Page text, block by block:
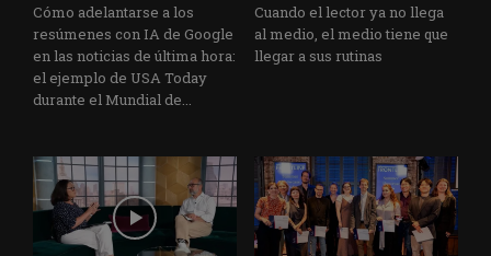
Cómo adelantarse a los
resúmenes con IA de Google
en las noticias de última hora:
el ejemplo de USA Today
durante el Mundial de...
Cuando el lector ya no llega
al medio, el medio tiene que
llegar a sus rutinas